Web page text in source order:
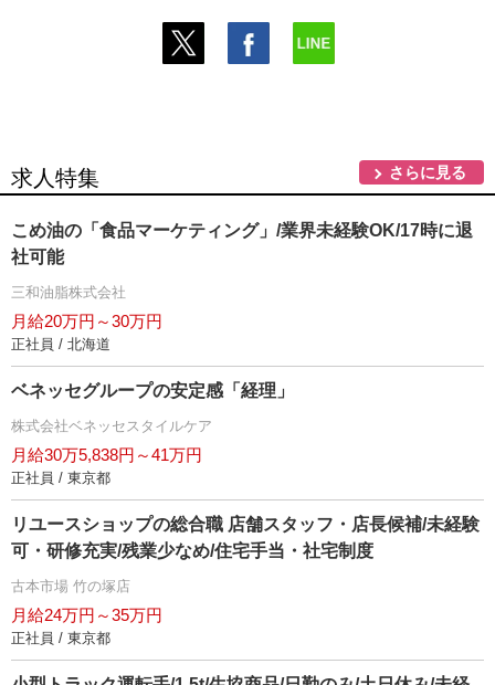
求人特集 さらに見る
こめ油の「食品マーケティング」/業界未経験OK/17時に退
社可能
三和油脂株式会社
月給20万円～30万円
正社員 / 北海道
ベネッセグループの安定感「経理」
株式会社ベネッセスタイルケア
月給30万5,838円～41万円
正社員 / 東京都
リユースショップの総合職 店舗スタッフ・店長候補/未経験
可・研修充実/残業少なめ/住宅手当・社宅制度
古本市場 竹の塚店
月給24万円～35万円
正社員 / 東京都